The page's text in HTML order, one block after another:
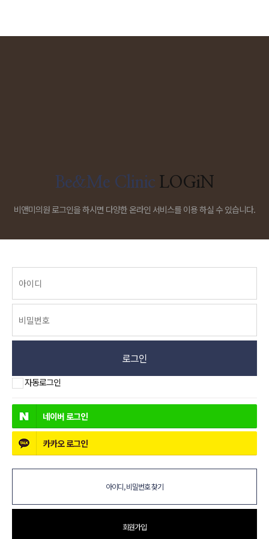
Be&Me Clinic LOGiN
비앤미의원 로그인을 하시면 다양한 온라인 서비스를 이용 하실 수 있습니다.
로그인
자동로그인
네이버 로그인
카카오로그인
아이디, 비밀번호 찾기
회원가입